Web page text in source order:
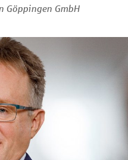
Göppingen GmbH